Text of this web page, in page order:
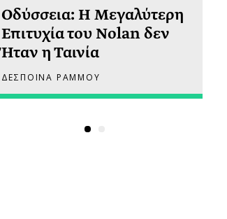
Οδύσσεια: Η Μεγαλύτερη
Επιτυχία του Nolan δεν
Ήταν η Ταινία
ΔΕΣΠΟΙΝΑ ΡΑΜΜΟΥ